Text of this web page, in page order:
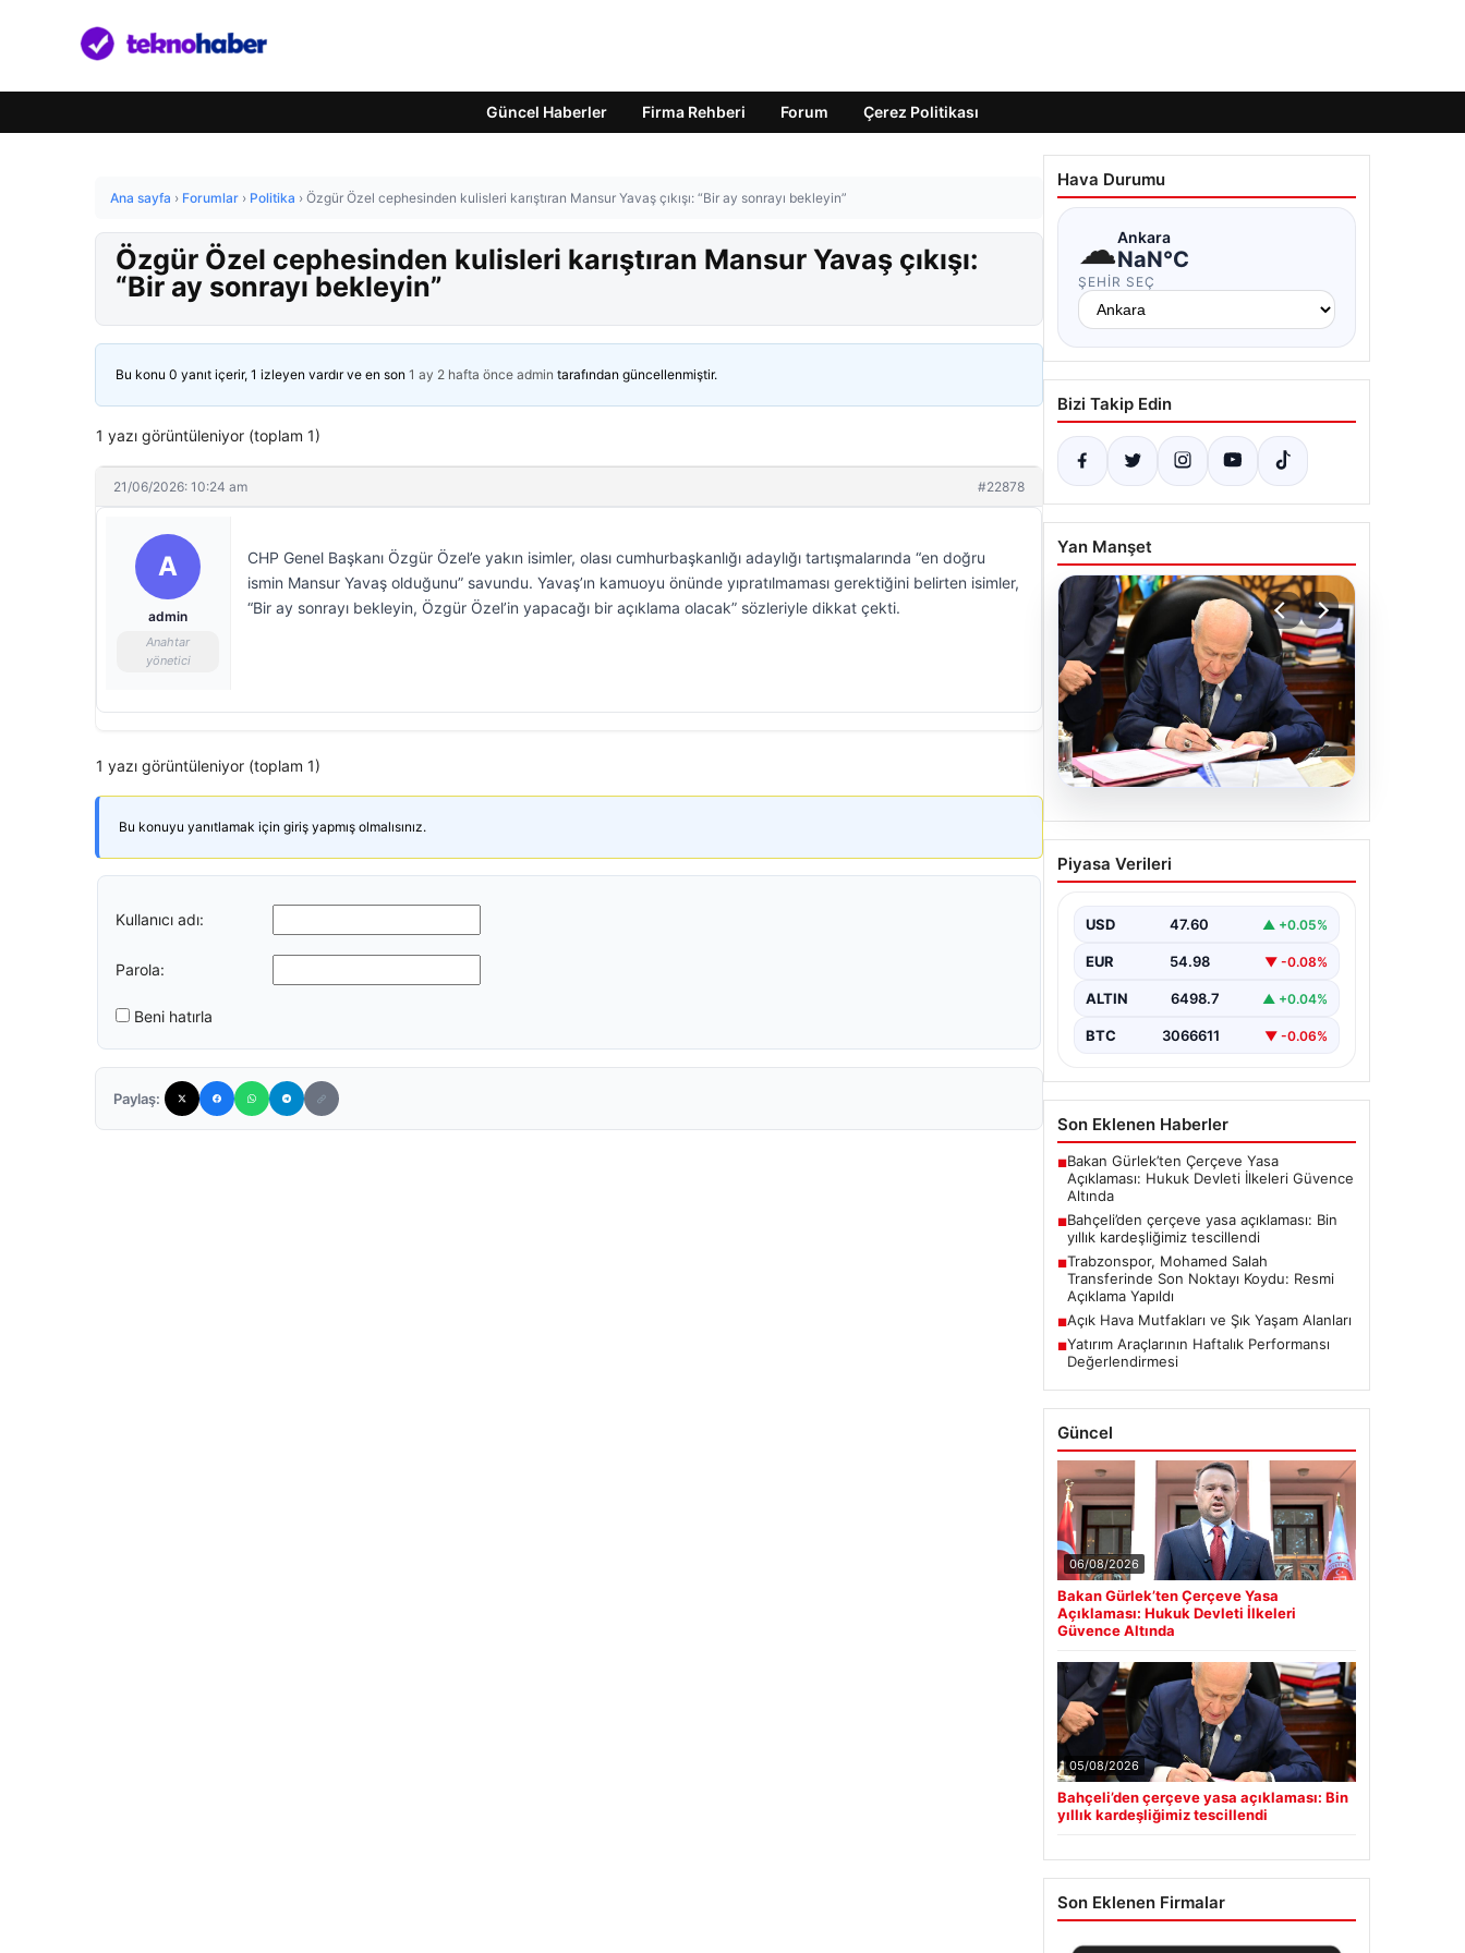
Güncel Haberler Firma Rehberi Forum Çerez Politikası
Ana sayfa › Forumlar › Politika › Özgür Özel cephesinden kulisleri karıştıran Mansur Yavaş çıkışı: “Bir ay sonrayı bekleyin”
Özgür Özel cephesinden kulisleri karıştıran Mansur Yavaş çıkışı:
“Bir ay sonrayı bekleyin”
Bu konu 0 yanıt içerir, 1 izleyen vardır ve en son 1 ay 2 hafta önce admin tarafından güncellenmiştir.
1 yazı görüntüleniyor (toplam 1)
21/06/2026: 10:24 am #22878
A
admin
Anahtar
yönetici
CHP Genel Başkanı Özgür Özel’e yakın isimler, olası cumhurbaşkanlığı adaylığı tartışmalarında “en doğru
ismin Mansur Yavaş olduğunu” savundu. Yavaş’ın kamuoyu önünde yıpratılmaması gerektiğini belirten isimler,
“Bir ay sonrayı bekleyin, Özgür Özel’in yapacağı bir açıklama olacak” sözleriyle dikkat çekti.
1 yazı görüntüleniyor (toplam 1)
Bu konuyu yanıtlamak için giriş yapmış olmalısınız.
Kullanıcı adı:
Parola:
Beni hatırla
Paylaş:
Hava Durumu
☁Ankara
NaN°C
ŞEHIR SEÇ
Bizi Takip Edin
Yan Manşet
05.08.2026
Bahçeli’den çerçeve yasa
açıklaması: Bin yıllık
Piyasa Verileri
USD 47.60 ▲ +0.05%
EUR 54.98 ▼ -0.08%
ALTIN 6498.7 ▲ +0.04%
BTC 3066611 ▼ -0.06%
Son Eklenen Haberler
■Bakan Gürlek’ten Çerçeve Yasa
Açıklaması: Hukuk Devleti İlkeleri Güvence
Altında
■Bahçeli’den çerçeve yasa açıklaması: Bin
yıllık kardeşliğimiz tescillendi
■Trabzonspor, Mohamed Salah
Transferinde Son Noktayı Koydu: Resmi
Açıklama Yapıldı
■Açık Hava Mutfakları ve Şık Yaşam Alanları
■Yatırım Araçlarının Haftalık Performansı
Değerlendirmesi
Güncel
06/08/2026
Bakan Gürlek’ten Çerçeve Yasa
Açıklaması: Hukuk Devleti İlkeleri
Güvence Altında
05/08/2026
Bahçeli’den çerçeve yasa açıklaması: Bin
yıllık kardeşliğimiz tescillendi
Son Eklenen Firmalar